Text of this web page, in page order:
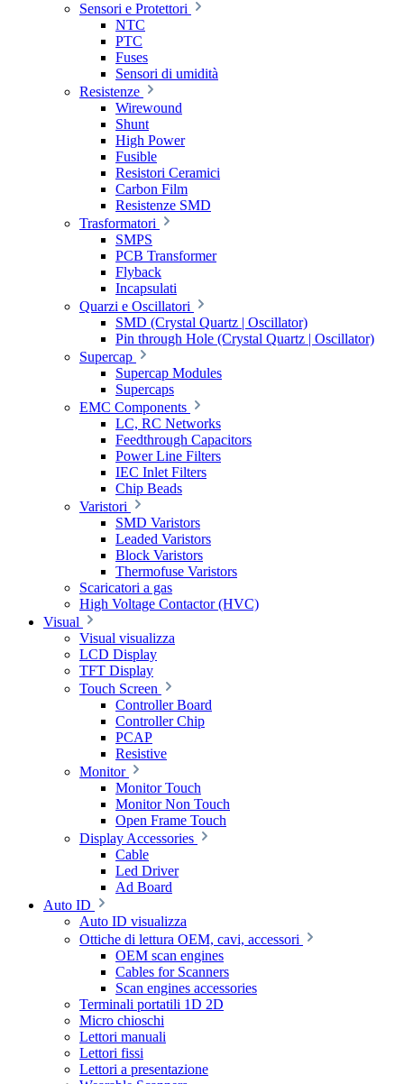
Sensori e Protettori
NTC
PTC
Fuses
Sensori di umidità
Resistenze
Wirewound
Shunt
High Power
Fusible
Resistori Ceramici
Carbon Film
Resistenze SMD
Trasformatori
SMPS
PCB Transformer
Flyback
Incapsulati
Quarzi e Oscillatori
SMD (Crystal Quartz | Oscillator)
Pin through Hole (Crystal Quartz | Oscillator)
Supercap
Supercap Modules
Supercaps
EMC Components
LC, RC Networks
Feedthrough Capacitors
Power Line Filters
IEC Inlet Filters
Chip Beads
Varistori
SMD Varistors
Leaded Varistors
Block Varistors
Thermofuse Varistors
Scaricatori a gas
High Voltage Contactor (HVC)
Visual
Visual visualizza
LCD Display
TFT Display
Touch Screen
Controller Board
Controller Chip
PCAP
Resistive
Monitor
Monitor Touch
Monitor Non Touch
Open Frame Touch
Display Accessories
Cable
Led Driver
Ad Board
Auto ID
Auto ID visualizza
Ottiche di lettura OEM, cavi, accessori
OEM scan engines
Cables for Scanners
Scan engines accessories
Terminali portatili 1D 2D
Micro chioschi
Lettori manuali
Lettori fissi
Lettori a presentazione